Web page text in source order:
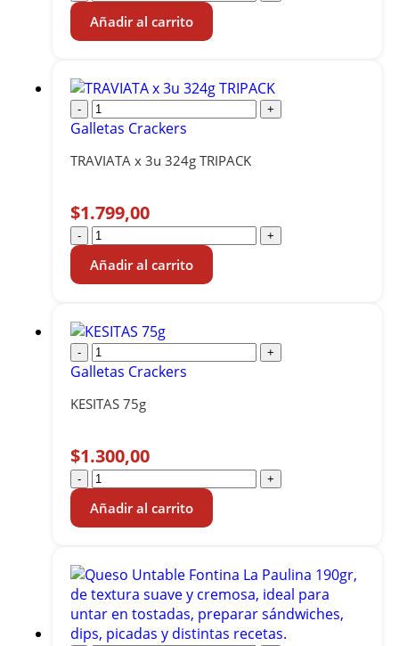
Añadir al carrito
- +
Galletas Crackers
TRAVIATA x 3u 324g TRIPACK
$1.799,00
- +
Añadir al carrito
- +
Galletas Crackers
KESITAS 75g
$1.300,00
- +
Añadir al carrito